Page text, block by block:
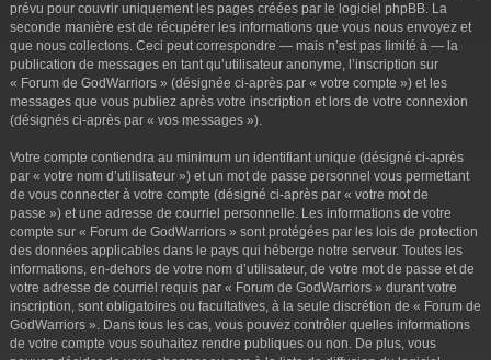
prévu pour couvrir uniquement les pages créées par le logiciel phpBB. La
seconde manière est de récupérer les informations que vous nous envoyez et
que nous collectons. Ceci peut correspondre — mais n’est pas limité à — la
publication de messages en tant qu’utilisateur anonyme, l’inscription sur
« Forum de GodWarriors » (désignée ci-après par « votre compte ») et les
messages que vous publiez après votre inscription et lors de votre connexion
(désignés ci-après par « vos messages »).
Votre compte contiendra au minimum un identifiant unique (désigné ci-après
par « votre nom d’utilisateur ») et un mot de passe personnel vous permettant
de vous connecter à votre compte (désigné ci-après par « votre mot de
passe ») et une adresse de courriel personnelle. Les informations de votre
compte sur « Forum de GodWarriors » sont protégées par les lois de protection
des données applicables dans le pays qui héberge notre serveur. Toutes les
informations, en-dehors de votre nom d’utilisateur, de votre mot de passe et de
votre adresse de courriel requis par « Forum de GodWarriors » durant votre
inscription, sont obligatoires ou facultatives, à la seule discrétion de « Forum de
GodWarriors ». Dans tous les cas, vous pouvez contrôler quelles informations
de votre compte vous souhaitez rendre publiques ou non. De plus, vous